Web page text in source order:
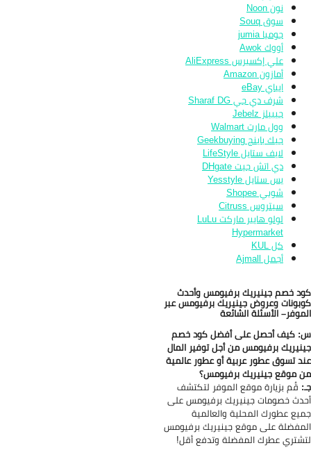
نون Noon
سوق Souq
جوميا jumia
أووك Awok
علي إكسبرس AliExpress
أمازون Amazon
ايباي eBay
شرف دي جي Sharaf DG
جيبيلز Jebelz
وول مارت Walmart
جيك باينج Geekbuying
لايف ستايل LifeStyle
دي اتش جيت DHgate
يس ستايل Yesstyle
شوبي Shopee
سيتروس Citruss
لولو هايبر ماركت LuLu
Hypermarket
كل KUL
أجمل Ajmall
خصم جينيريك برفيومس وأحدث
وعروض جينيريك برفيومس عبر
الأسئلة الشائعة
كيف أحصل على أفضل كود خصم
برفيومس من أجل توفير المال
تسوق عطور عربية أو عطور عالمية
موقع جينيريك برفيومس؟
قُم بزيارة موقع الموفر لتكتشف
خصومات جينيريك برفيومس على
عطورك المحلية والعالمية
على موقع جينيريك برفيومس
عطرك المفضلة وتدفع أقل!